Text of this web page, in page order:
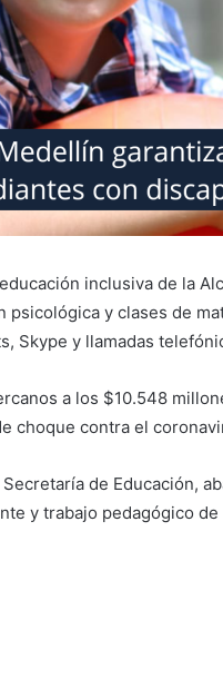
inclusiva de la
y clases de
Skype y llamadas
a los $10.548
choque contra el
de Educación,
y trabajo pedagógico